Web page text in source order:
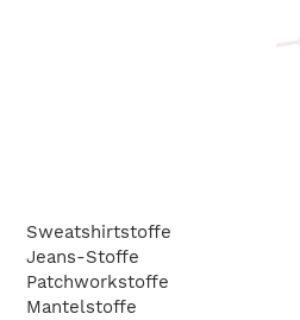
Sweatshirtstoffe
Jeans-Stoffe
Patchworkstoffe
Mantelstoffe